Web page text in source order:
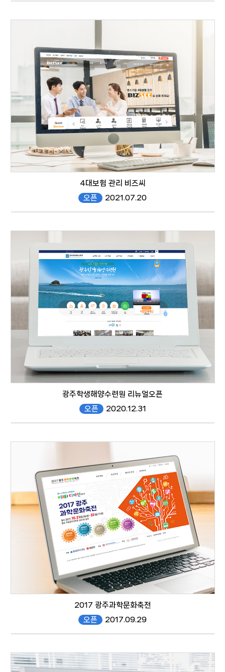
id=62
website
website
4대보험 관리 비즈씨
오픈
2021.07.20
website
광주학생해양수련원 리뉴얼오픈
오픈
2020.12.31
2017 광주과학문화축전
오픈
2017.09.29